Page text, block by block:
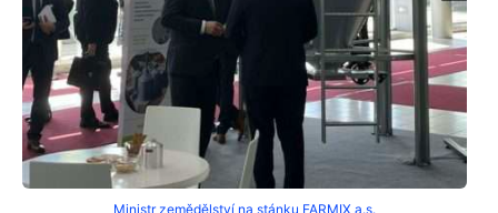
Ministr zemědělství na stánku FARMIX a.s.